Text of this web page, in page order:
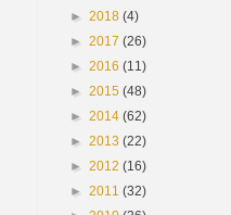
► 2018 (4)
► 2017 (26)
► 2016 (11)
► 2015 (48)
► 2014 (62)
► 2013 (22)
► 2012 (16)
► 2011 (32)